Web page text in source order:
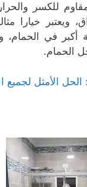
للكسر
ويعتبر خيارا
في الحمام،
الحمام.
الأمثل لجميع